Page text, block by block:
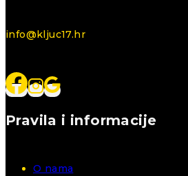
info@kljuc17.hr
Pravila i informacije
O nama